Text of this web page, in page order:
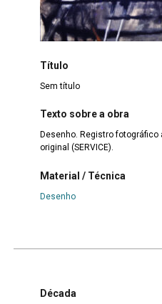
Título
Sem título
Texto sobre a obra
Desenho. Registro
original (SERVICE).
Material / Técnica
Desenho
Década